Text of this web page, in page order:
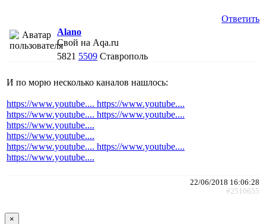
Ответить
Alano
Свой на Aqa.ru
5821 5509 Ставрополь
И по морю несколько каналов нашлось:
https://www.youtube.... https://www.youtube....
https://www.youtube.... https://www.youtube....
https://www.youtube....
https://www.youtube....
https://www.youtube.... https://www.youtube....
https://www.youtube....
22/06/2018 16:06:28
#2510655
×